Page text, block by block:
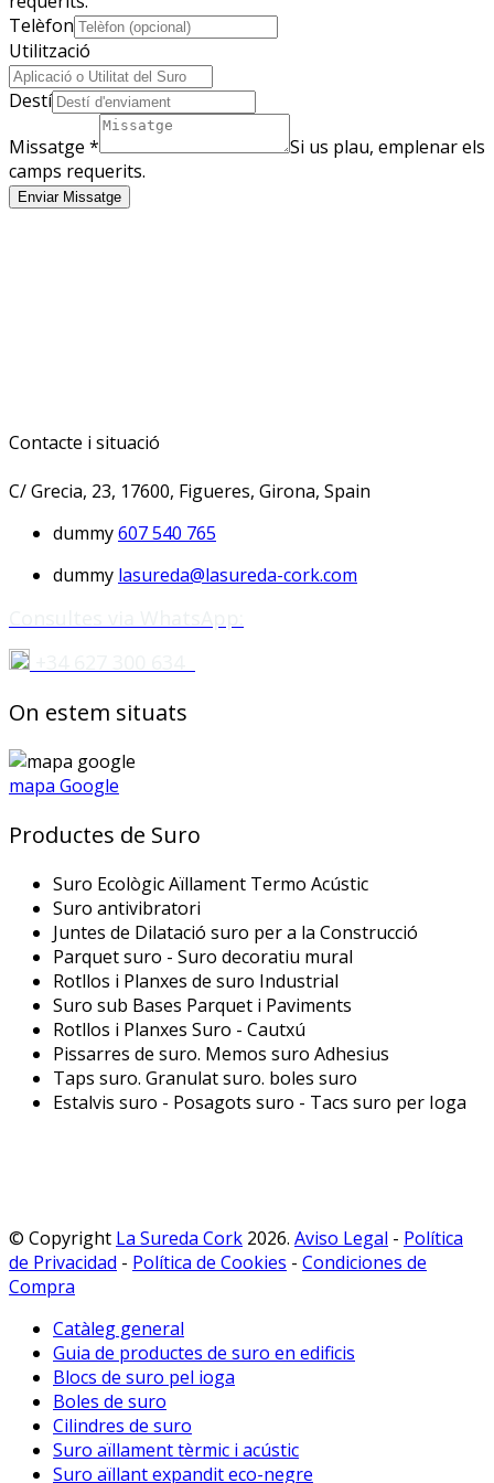
Telèfon
Utilització
Destí
Missatge *
Si us plau, emplenar els
camps requerits.
Enviar Missatge
Contacte i situació
C/ Grecia, 23, 17600, Figueres, Girona, Spain
dummy607 540 765
dummy lasureda@lasureda-cork.com
On estem situats
mapa Google
Productes de Suro
Suro Ecològic Aïllament Termo Acústic
Suro antivibratori
Juntes de Dilatació suro per a la Construcció
Parquet suro - Suro decoratiu mural
Rotllos i Planxes de suro Industrial
Suro sub Bases Parquet i Paviments
Rotllos i Planxes Suro - Cautxú
Pissarres de suro. Memos suro Adhesius
Taps suro. Granulat suro. boles suro
Estalvis suro - Posagots suro - Tacs suro per Ioga
© Copyright La Sureda Cork 2026. Aviso Legal - Política
de Privacidad - Política de Cookies - Condiciones de
Compra
Catàleg general
Guia de productes de suro en edificis
Blocs de suro pel ioga
Boles de suro
Cilindres de suro
Suro aïllament tèrmic i acústic
Suro aïllant expandit eco-negre